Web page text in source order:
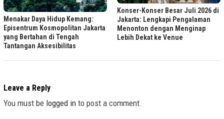
Menakar Daya Hidup Kemang:
Episentrum Kosmopolitan Jakarta
yang Bertahan di Tengah
Tantangan Aksesibilitas
Konser-Konser Besar Juli 2026 di
Jakarta: Lengkapi Pengalaman
Menonton dengan Menginap
Lebih Dekat ke Venue
Leave a Reply
You must be logged in to post a comment.